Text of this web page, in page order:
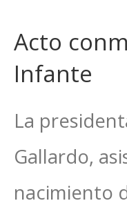
Acto
Infante
La
Gallardo,
nacimiento